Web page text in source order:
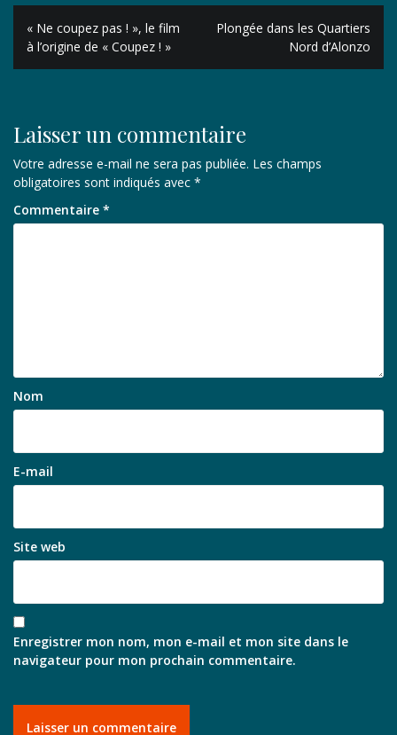
Navigation
de
l’article
« Ne coupez pas ! », le film
à l’origine de « Coupez ! »
Plongée dans les Quartiers
Nord d’Alonzo
Laisser un commentaire
Votre adresse e-mail ne sera pas publiée. Les champs
obligatoires sont indiqués avec *
Commentaire *
Nom
E-mail
Site web
Enregistrer mon nom, mon e-mail et mon site dans le
navigateur pour mon prochain commentaire.